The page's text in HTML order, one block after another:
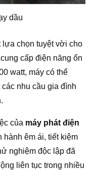
dầu
lựa chọn tuyệt vời cho
cấp điện năng ổn
watt, máy có thể
nhu cầu gia đình
của máy phát điện
hành êm ái, tiết kiệm
nghiệm độc lập đã
liên tục trong nhiều